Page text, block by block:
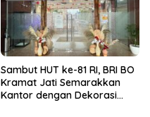
Sambut HUT ke-81 RI, BRI BO
Kramat Jati Semarakkan
Kantor dengan Dekorasi